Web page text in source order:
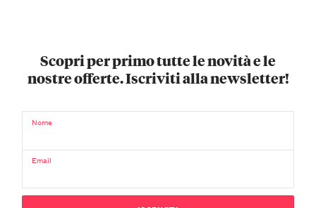
Scopri per primo tutte le novità e le
nostre offerte. Iscriviti alla newsletter!
Nome
Email